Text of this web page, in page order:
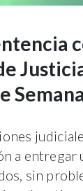
a entregar
sin